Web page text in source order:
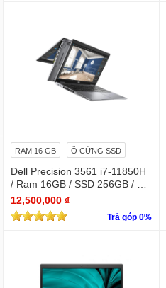
RAM 16 GB Ổ CỨNG SSD
Dell Precision 3561 i7-11850H
/ Ram 16GB / SSD 256GB / Mà
n 15.6″ IPS Full HD 1920×1080
IPS / VGA NVIDIA Quadro T60
0
12,500,000 ₫
Trả góp 0%